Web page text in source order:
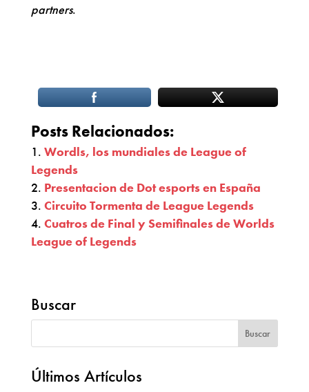
partners.
Posts Relacionados:
Wordls, los mundiales de League of
Legends
Presentacion de Dot esports en España
Circuito Tormenta de League Legends
Cuatros de Final y Semifinales de Worlds
League of Legends
Buscar
Últimos Artículos